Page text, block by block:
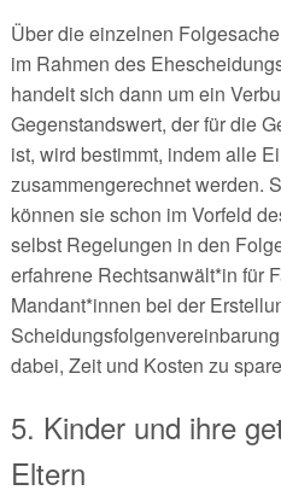
Über die einzelnen
im Rahmen des
handelt sich dann um ein
Gegenstandswert, der für die
ist, wird bestimmt, indem alle
zusammengerechnet werden.
können sie schon im Vorfeld
selbst Regelungen in den
erfahrene Rechtsanwält*in für
Mandant*innen bei der
dabei, Zeit und Kosten zu
5. Kinder und ihre
Eltern